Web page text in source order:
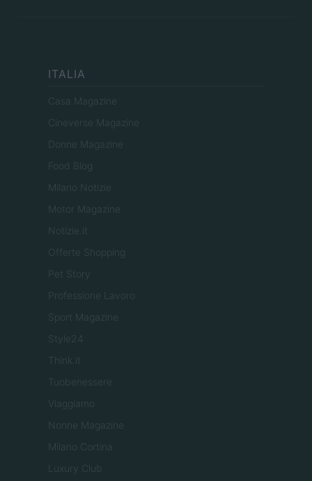
ITALIA
Casa Magazine
Cineverse Magazine
Donne Magazine
Food Blog
Milano Notizie
Motor Magazine
Notizie.it
Offerte Shopping
Pet Story
Professione Lavoro
Sport Magazine
Style24
Think.it
Tuobenessere
Viaggiamo
Nonne Magazine
Milano Cortina
Luxury Club